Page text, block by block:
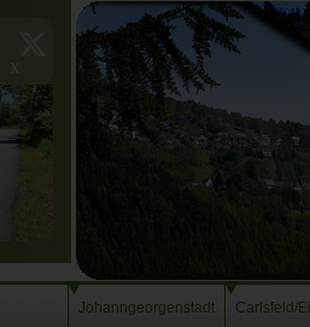
X
Johanngeorgenstadt Carlsfeld/